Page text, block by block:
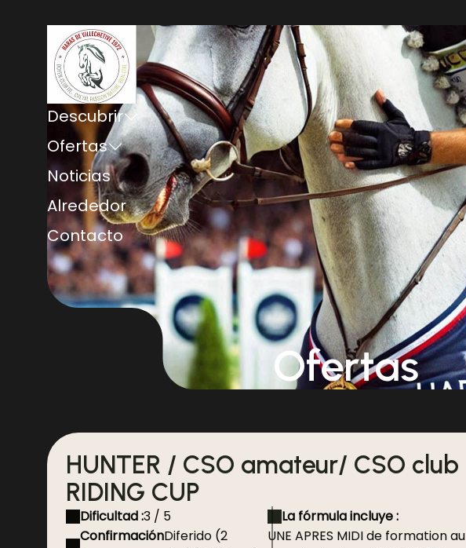
Descubrir
Ofertas
Noticias
Alrededor
Contacto
Ofertas
HUNTER / CSO amateur/ CSO club
RIDING CUP
Dificultad :3 / 5
ConfirmaciónDiferido (2
La fórmula incluye :
UNE APRES MIDI de formation au